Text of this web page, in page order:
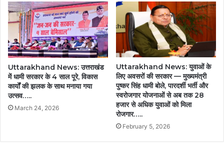
Uttarakhand News: उत्तराखंड
में धामी सरकार के 4 साल पूरे, विकास
कार्यों की झलक के साथ मनाया गया
उत्सव…..
March 24, 2026
Uttarakhand News: युवाओं के
लिए अवसरों की सरकार — मुख्यमंत्री
पुष्कर सिंह धामी बोले, पारदर्शी भर्ती और
स्वरोजगार योजनाओं से अब तक 28
हजार से अधिक युवाओं को मिला
रोजगार…..
February 5, 2026